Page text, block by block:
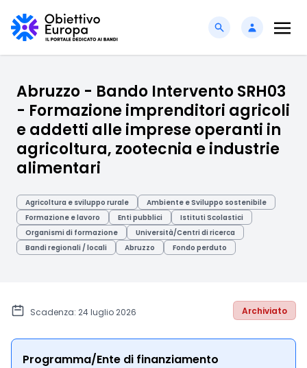
Abruzzo - Bando Intervento SRH03
- Formazione imprenditori agricoli
e addetti alle imprese operanti in
agricoltura, zootecnia e industrie
alimentari
Agricoltura e sviluppo rurale
Ambiente e Sviluppo sostenibile
Formazione e lavoro
Enti pubblici
Istituti Scolastici
Organismi di formazione
Università/Centri di ricerca
Bandi regionali / locali
Abruzzo Fondo perduto
Scadenza: 24 luglio 2026 Archiviato
Programma/Ente di finanziamento